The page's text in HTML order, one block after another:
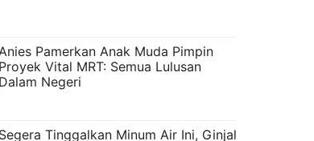
Anies Pamerkan Anak Muda Pimpin
Proyek Vital MRT: Semua Lulusan
Dalam Negeri
Segera Tinggalkan Minum Air Ini, Ginjal